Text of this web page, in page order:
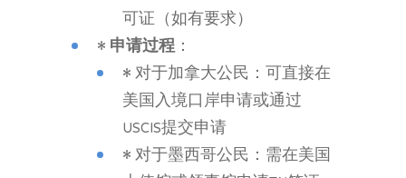
可证（如有要求）
•申请过程：
• 对于加拿大公民：可直接在
美国入境口岸申请或通过
USCIS提交申请
• 对于墨西哥公民：需在美国